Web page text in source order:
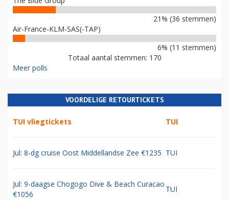
21% (36 stemmen)
Air-France-KLM-SAS(-TAP)
6% (11 stemmen)
Totaal aantal stemmen: 170
Meer polls
VOORDELIGE RETOURTICKETS
TUI vliegtickets TUI
Jul: 8-dg cruise Oost Middellandse Zee €1235 TUI
Jul: 9-daagse Chogogo Dive & Beach Curacao
€1056
TUI